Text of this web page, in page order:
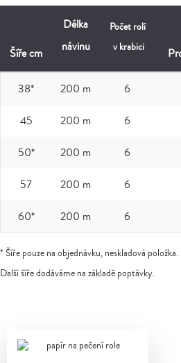
Šíře cm
Délka
návinu
Počet rolí
v krabici
38* 200 m 6
45 200 m 6
50* 200 m 6
57 200 m 6
60* 200 m 6
* Šíře pouze na objednávku, neskladová položka.
Další šíře dodáváme na základě poptávky.